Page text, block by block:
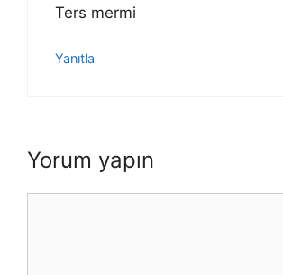
Ters mermi
Yanıtla
Yorum yapın